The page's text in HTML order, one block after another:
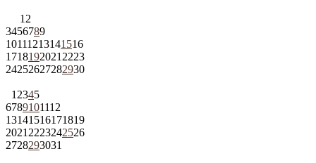
1 2
3456789
10111213141516
1718192021 2223
24252627282930
1 2345
6789101112
13141516171819
2021 2223242526
2728293031